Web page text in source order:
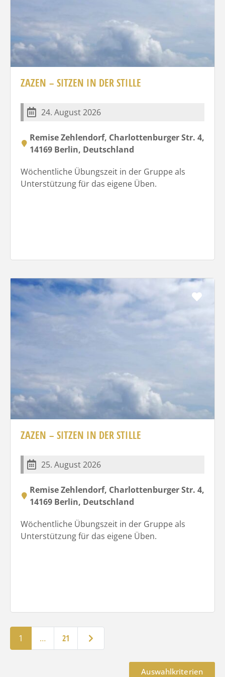
ZAZEN – SITZEN IN DER STILLE
24. August 2026
Remise Zehlendorf, Charlottenburger Str. 4,
14169 Berlin, Deutschland
Wöchentliche Übungszeit in der Gruppe als
Unterstützung für das eigene Üben.
ZAZEN – SITZEN IN DER STILLE
25. August 2026
Remise Zehlendorf, Charlottenburger Str. 4,
14169 Berlin, Deutschland
Wöchentliche Übungszeit in der Gruppe als
Unterstützung für das eigene Üben.
1 … 21 Ältere Beiträge
Auswahlkriterien